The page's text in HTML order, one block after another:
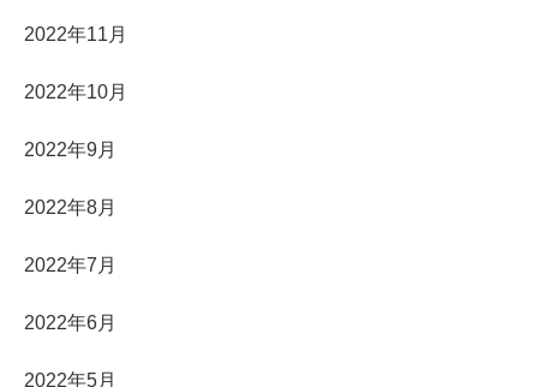
2022年11月
2022年10月
2022年9月
2022年8月
2022年7月
2022年6月
2022年5月